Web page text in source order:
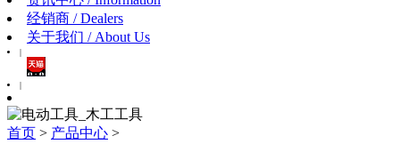
经销商 / Dealers
关于我们 / About Us
|
|
首页 > 产品中心 >